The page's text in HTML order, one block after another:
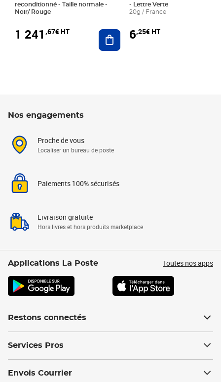
reconditionné - Taille normale -
Noir/ Rouge
1 241 ,67€ HT Ajouter au panier
- Lettre Verte
20g / France
6,25€ HT
Nos engagements
Proche de vous
Localiser un bureau de poste
Paiements 100% sécurisés
Livraison gratuite
Hors livres et hors produits marketplace
Applications La Poste Toutes nos apps
Restons connectés
Services Pros
Envois Courrier